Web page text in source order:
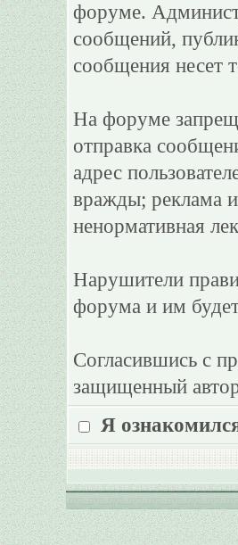
форуме.
сообщений,
сообщения несет
На форуме
отправка
адрес
вражды; реклама
ненормативная
Нарушители
форума и им
Согласившись с
защищенный
Я